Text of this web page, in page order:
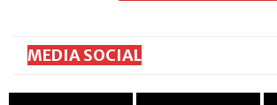
MEDIA SOCIAL